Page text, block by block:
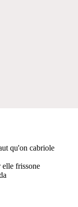
qu'on cabriole
elle frissone